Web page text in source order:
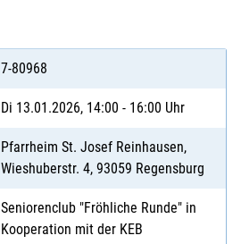
7-80968
Di 13.01.2026, 14:00 - 16:00 Uhr
Pfarrheim St. Josef Reinhausen,
Wieshuberstr. 4, 93059 Regensburg
Seniorenclub "Fröhliche Runde" in
Kooperation mit der KEB